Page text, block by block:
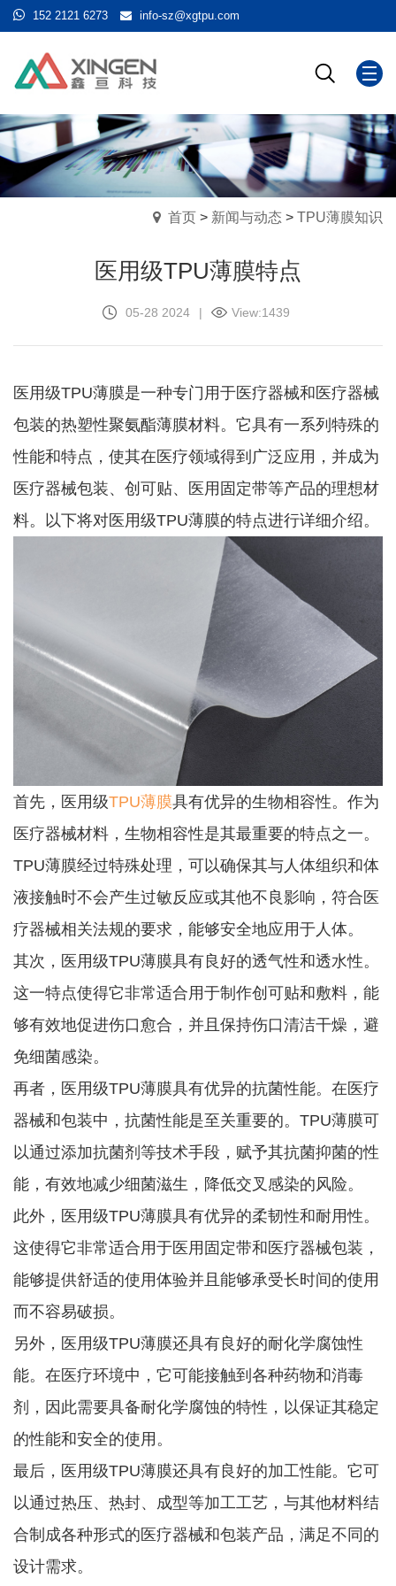
152 2121 6273 info-sz@xgtpu.com
首页 > 新闻与动态 > TPU薄膜知识
医用级TPU薄膜特点
05-28 2024 | View:1439
医用级TPU薄膜是一种专门用于医疗器械和医疗器械
包装的热塑性聚氨酯薄膜材料。它具有一系列特殊的
性能和特点，使其在医疗领域得到广泛应用，并成为
医疗器械包装、创可贴、医用固定带等产品的理想材
料。以下将对医用级TPU薄膜的特点进行详细介绍。
首先，医用级TPU薄膜具有优异的生物相容性。作为
医疗器械材料，生物相容性是其最重要的特点之一。
TPU薄膜经过特殊处理，可以确保其与人体组织和体
液接触时不会产生过敏反应或其他不良影响，符合医
疗器械相关法规的要求，能够安全地应用于人体。
其次，医用级TPU薄膜具有良好的透气性和透水性。
这一特点使得它非常适合用于制作创可贴和敷料，能
够有效地促进伤口愈合，并且保持伤口清洁干燥，避
免细菌感染。
再者，医用级TPU薄膜具有优异的抗菌性能。在医疗
器械和包装中，抗菌性能是至关重要的。TPU薄膜可
以通过添加抗菌剂等技术手段，赋予其抗菌抑菌的性
能，有效地减少细菌滋生，降低交叉感染的风险。
此外，医用级TPU薄膜具有优异的柔韧性和耐用性。
这使得它非常适合用于医用固定带和医疗器械包装，
能够提供舒适的使用体验并且能够承受长时间的使用
而不容易破损。
另外，医用级TPU薄膜还具有良好的耐化学腐蚀性
能。在医疗环境中，它可能接触到各种药物和消毒
剂，因此需要具备耐化学腐蚀的特性，以保证其稳定
的性能和安全的使用。
最后，医用级TPU薄膜还具有良好的加工性能。它可
以通过热压、热封、成型等加工工艺，与其他材料结
合制成各种形式的医疗器械和包装产品，满足不同的
设计需求。